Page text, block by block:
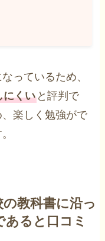
っているため、
にくい と評判で
楽しく勉強がで
教科書に沿っ
ると口コミ